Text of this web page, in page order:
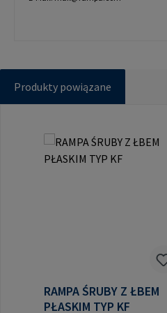
Produkty powiązane
RAMPA ŚRUBY Z ŁBEM
PŁASKIM TYP KF